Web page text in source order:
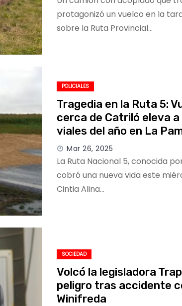
protagonizó un vuelco en la
sobre la Ruta Provincial…
POLICIALES
Tragedia en la Ruta 5:
cerca de Catriló eleva
viales del año en La
Mar 26, 2025
La Ruta Nacional 5, conocida
cobró una nueva vida este
Cintia Alina…
SOCIEDAD
Volcó la legisladora
peligro tras accidente
Winifreda